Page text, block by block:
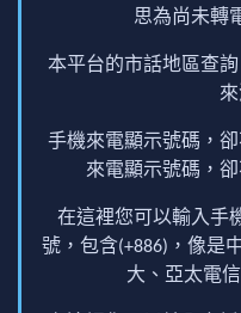
思為尚未轉
本平台的市話地區查
手機來電顯示號碼，
來電顯示號碼，
在這裡您可以輸入手
號，包含(+886)，像是
大、亞太電